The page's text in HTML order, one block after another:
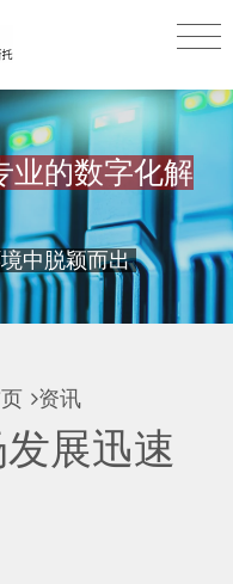
业的数字化解
中脱颖而出
资讯
展迅速